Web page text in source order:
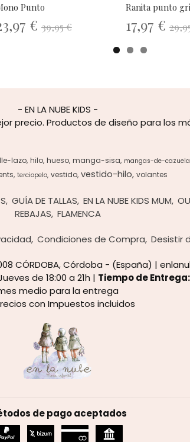
Punto
€ 39,95 €
Ranita punto
17,97 €
- EN LA NUBE KIDS -
precio. Productos de diseño para los
lazo hilo hueso manga-sisa mangas-de-cazuela
terciopelo vestido vestido-hilo volantes
GUÍA DE TALLAS EN LA NUBE KIDS MUM
REBAJAS FLAMENCA
Condiciones de Compra Desistir
CÓRDOBA, Córdoba - (España) |
de 18:00 a 21h | Tiempo de
medio para la entrega
con Impuestos incluidos
de pago aceptados